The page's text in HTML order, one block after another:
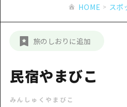
ナイトライフ
定番
備北
芸北
山口県東部
弾丸
芸北
山口県東部
愛媛県
島根県
アクセス
お得な周遊チケ
新着情報
事業者・学校関係
HOME スポ
旅のしおりに追加
民宿やまびこ
みんしゅくやまびこ